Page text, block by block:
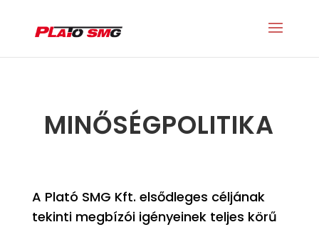
MINŐSÉGPOLITIKA
A Plató SMG Kft. elsődleges céljának
tekinti megbízói igényeinek teljes körű